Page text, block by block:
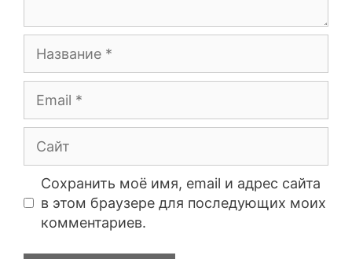
Сохранить моё имя, email и адрес сайта
в этом браузере для последующих моих
комментариев.